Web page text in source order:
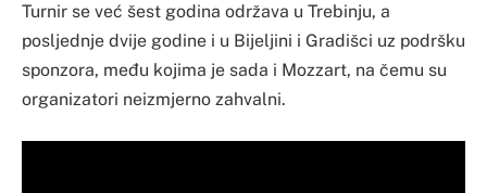
Turnir se već šest godina održava u Trebinju, a
posljednje dvije godine i u Bijeljini i Gradišci uz podršku
sponzora, među kojima je sada i Mozzart, na čemu su
organizatori neizmjerno zahvalni.